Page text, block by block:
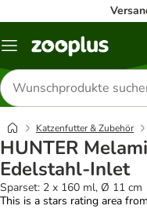
Menü
Produkte
suchen
Katzenfutter & Zubehör
HUNTER
Edelstahl-Inlet
Sparset: 2 x 160 ml, Ø 11 cm
This is a stars rating area